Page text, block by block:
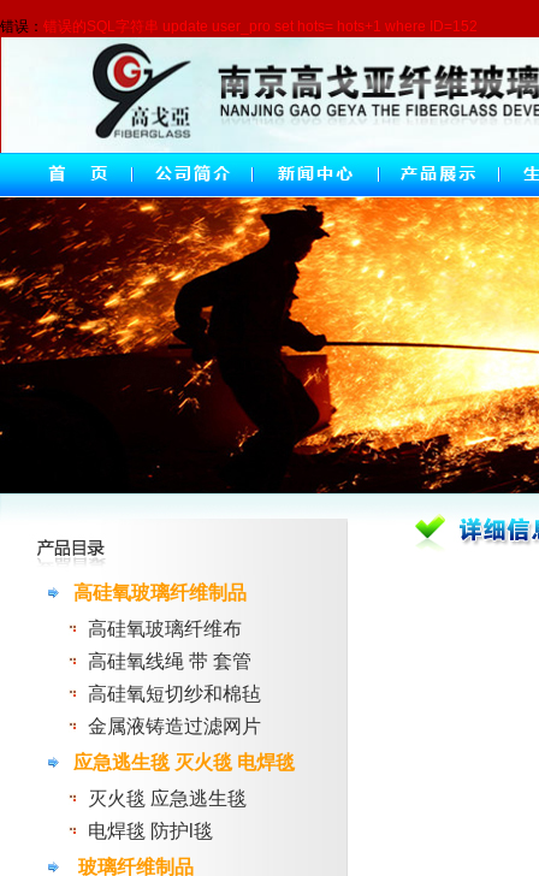
错误： 错误的SQL字符串 update user_pro set hots= hots+1 where ID=152
高硅氧玻璃纤维制品
高硅氧玻璃纤维布
高硅氧线绳 带 套管
高硅氧短切纱和棉毡
金属液铸造过滤网片
应急逃生毯 灭火毯 电焊毯
灭火毯 应急逃生毯
电焊毯 防护l毯
玻璃纤维制品